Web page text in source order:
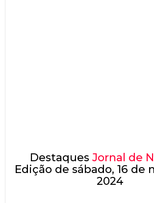
Destaques Jornal de
Edição de sábado, 16 de
2024